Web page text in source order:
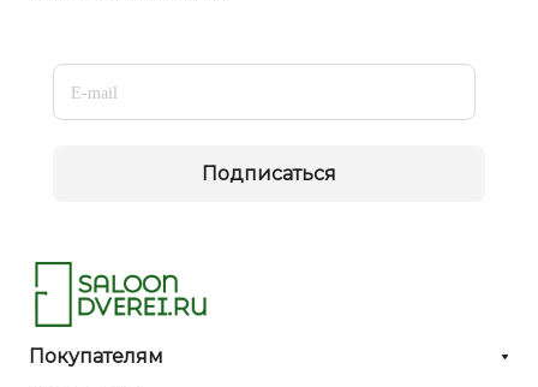
Подписаться
Покупателям